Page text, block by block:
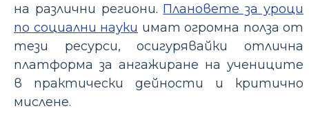
на различни региони. Плановете за уроци
по социални науки имат огромна полза от
тези ресурси, осигурявайки отлична
платформа за ангажиране на учениците
в практически дейности и критично
мислене.